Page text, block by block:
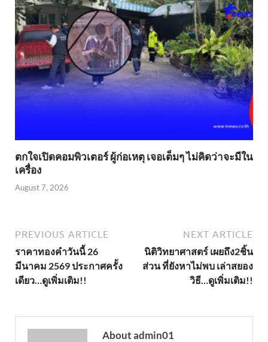
ตกใจเปิดคอมพิวเตอร์ ผู้ก่อเหตุ เจอเต็มๆ ไม่คิดว่าจะมีใน
เครื่อง
August 7, 2026
PREVIOUS ARTICLE
ราคาทองคำวันนี้ 26
มีนาคม 2569 ประกาศครั้ง
เดียว…ดูเพิ่มเติม!!
NEXT ARTICLE
นิติวิทยาศาสตร์ เผยถึง2ชิ้น
ส่วน ที่ยังหาไม่พบ เล่าสยอง
วิธี…ดูเพิ่มเติม!!
About admin01